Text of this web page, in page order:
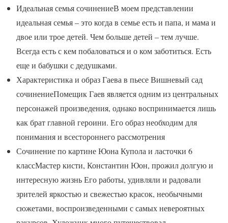
Идеальная семья сочинениеВ моем представлении
идеальная семья – это когда в семье есть и папа, и мама и
двое или трое детей. Чем больше детей – тем лучше.
Всегда есть с кем побаловаться и о ком заботиться. Есть
еще и бабушки с дедушками.
Характеристика и образ Гаева в пьесе Вишневый сад
сочинениеПомещик Гаев является одним из центральных
персонажей произведения, однако воспринимается лишь
как брат главной героини. Его образ необходим для
понимания и всестороннего рассмотрения
Сочинение по картине Юона Купола и ласточки 6
классМастер кисти, Константин Юон, прожил долгую и
интересную жизнь Его работы, удивляли и радовали
зрителей яркостью и свежестью красок, необычными
сюжетами, воспроизведенными с самых невероятных